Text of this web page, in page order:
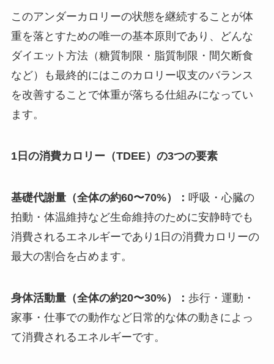
このアンダーカロリーの状態を継続することが体
重を落とすための唯一の基本原則であり、どんな
ダイエット方法（糖質制限・脂質制限・間欠断食
など）も最終的にはこのカロリー収支のバランス
を改善することで体重が落ちる仕組みになってい
ます。
1日の消費カロリー（TDEE）の3つの要素
基礎代謝量（全体の約60〜70%）： 呼吸・心臓の
拍動・体温維持など生命維持のために安静時でも
消費されるエネルギーであり1日の消費カロリーの
最大の割合を占めます。
身体活動量（全体の約20〜30%）： 歩行・運動・
家事・仕事での動作など日常的な体の動きによっ
て消費されるエネルギーです。